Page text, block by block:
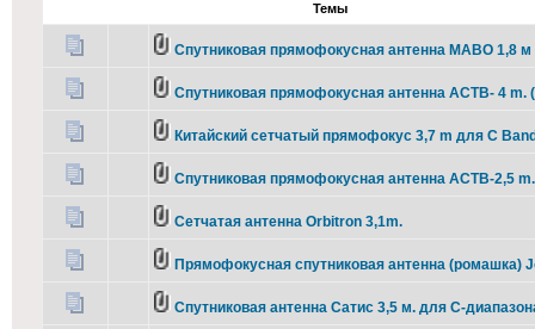
Темы
Спутниковая прямофокусная антенна МАВО 1,8 м
Спутниковая прямофокусная антенна АСТВ- 4 m.
Китайский сетчатый прямофокус 3,7 m для C
Спутниковая прямофокусная антенна АСТВ-2,5
Сетчатая антенна Orbitron 3,1m.
Прямофокусная спутниковая антенна (ромашка)
Спутниковая антенна Сатис 3,5 м. для С-